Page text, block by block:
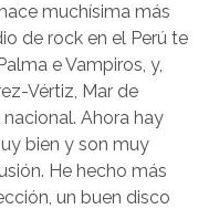
muchísima más
de rock en el Perú te
e Vampiros, y,
Vértiz, Mar de
Ahora hay
bien y son muy
He hecho más
un buen disco